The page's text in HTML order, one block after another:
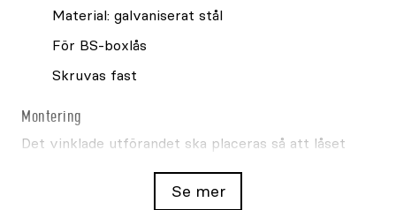
Material: galvaniserat stål
För BS-boxlås
Skruvas fast
Montering
Det vinklade utförandet ska placeras så att låset
fästdon som passar underlaget.
Se mer